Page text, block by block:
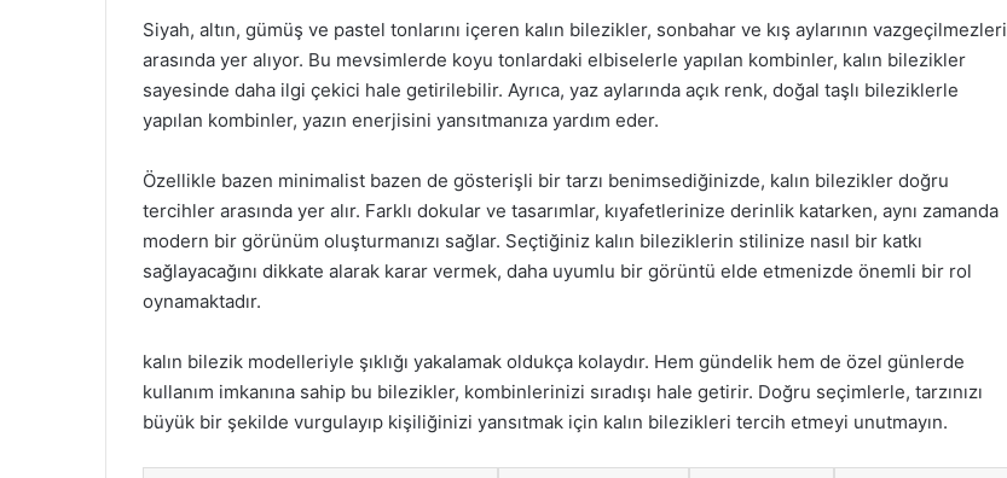
Siyah, altın, gümüş ve pastel tonlarını içeren kalın bilezikler, sonbahar ve kış aylarının vazgeçilmezleri
arasında yer alıyor. Bu mevsimlerde koyu tonlardaki elbiselerle yapılan kombinler, kalın bilezikler
sayesinde daha ilgi çekici hale getirilebilir. Ayrıca, yaz aylarında açık renk, doğal taşlı bileziklerle
yapılan kombinler, yazın enerjisini yansıtmanıza yardım eder.
Özellikle bazen minimalist bazen de gösterişli bir tarzı benimsediğinizde, kalın bilezikler doğru
tercihler arasında yer alır. Farklı dokular ve tasarımlar, kıyafetlerinize derinlik katarken, aynı zamanda
modern bir görünüm oluşturmanızı sağlar. Seçtiğiniz kalın bileziklerin stilinize nasıl bir katkı
sağlayacağını dikkate alarak karar vermek, daha uyumlu bir görüntü elde etmenizde önemli bir rol
oynamaktadır.
kalın bilezik modelleriyle şıklığı yakalamak oldukça kolaydır. Hem gündelik hem de özel günlerde
kullanım imkanına sahip bu bilezikler, kombinlerinizi sıradışı hale getirir. Doğru seçimlerle, tarzınızı
büyük bir şekilde vurgulayıp kişiliğinizi yansıtmak için kalın bilezikleri tercih etmeyi unutmayın.